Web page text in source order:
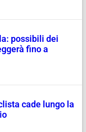
possibili dei
fino a
cade lungo la